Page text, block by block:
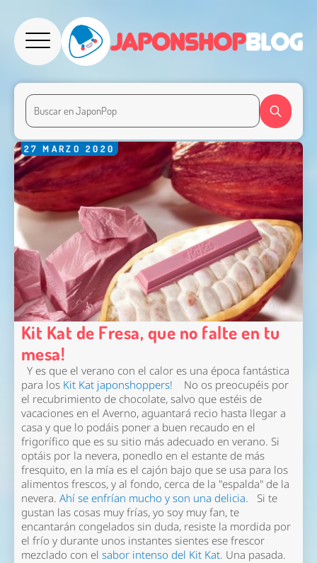
27 MARZO 2020
Kit Kat de Fresa, que no falte en tu
mesa!
Y es que el verano con el calor es una época fantástica
para los Kit Kat japonshoppers!
No os preocupéis por
el recubrimiento de chocolate, salvo que estéis de
vacaciones en el Averno, aguantará recio hasta llegar a
casa y que lo podáis poner a buen recaudo en el
frigorífico que es su sitio más adecuado en verano. Si
optáis por la nevera, ponedlo en el estante de más
fresquito, en la mía es el cajón bajo que se usa para los
alimentos frescos, y al fondo, cerca de la "espalda" de la
nevera. Ahí se enfrían mucho y son una delicia. Si te
gustan las cosas muy frías, yo soy muy fan,te
encantarán congeladossin duda, resiste la mordida por
el frío y durante unos instantes sientes ese frescor
mezclado con el sabor intenso del Kit Kat. Una pasada.